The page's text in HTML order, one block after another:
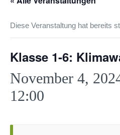
Diese Veranstaltung hat bereits
Klasse 1-6:
November 4,
12:00